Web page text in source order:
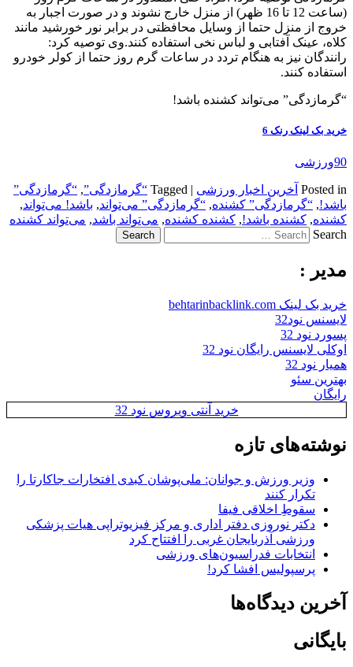
(ساعت 12 تا 16 ظهر) از منزل خارج نشوند و در صورت اجبار به
خروج از منزل حتما از وسایل محافظتی در برابر نور خورشید مانند
کلاه، عینک آفتابی و لباس نخی استفاده کنند.وی توصیه کرد:
رانندگان نیز به هنگام تردد در ساعات گرم روز حتما از کولر خودرو
استفاده کنند.
“گرمازدگی” می‌تواند کشنده باشد!
خرید بک لینک رنک 6
90ورزشی
Posted in آخرین اخبار ورزشی |
Tagged “گرمازدگی”, “گرمازدگی”
باشد!, “گرمازدگی” کشنده, “گرمازدگی” می‌تواند, باشد! می‌تواند,
کشنده, کشنده باشد!, کشنده کشنده, می‌تواند باشد, می‌تواند کشنده
Search
مدیر :
خرید بک لینک behtarinbacklink.com
لایسنس نود32
پسورد نود 32
اوکلی لایسنس رایگان نود 32
همیار نود 32
بهترین سئو
رایگان
خرید آنتی ویروس نود 32
نوشته‌های تازه
وزیر ورزش و جوانان: ملی‌پوشان کبدی افتخارات جاکارتا را
تکرار کنند
سقوطِ اخلاقی فیفا
دکتر نوروزی دفتر اداری و مرکز فیزیوتراپی هیات پزشکی
ورزشی آذربایجان غربی را افتتاح کرد
انتخابات فدراسیون‌های ورزشی
پرسپولیس افشا کرد!
آخرین دیدگاه‌ها
بایگانی